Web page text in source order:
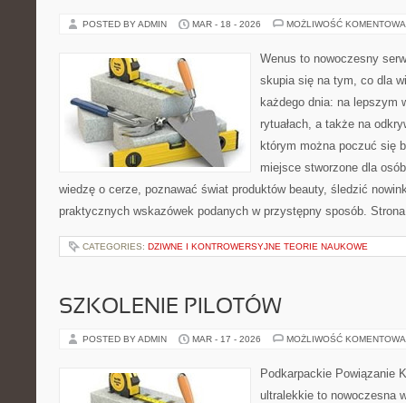
POSTED BY ADMIN MAR - 18 - 2026 MOŻLIWOŚĆ
Wenus to nowoczesny
skupia się na tym, co dla
każdego dnia: na lepszym
rytuałach, a także na
którym można poczuć się
miejsce stworzone dla
wiedzę o cerze, poznawać świat produktów beauty, śledzić
praktycznych wskazówek podanych w przystępny sposób.
CATEGORIES: DZIWNE I KONTROWERSYJNE TEORIE NAUKOWE
SZKOLENIE PILOTÓW
POSTED BY ADMIN MAR - 17 - 2026 MOŻLIWOŚĆ
Podkarpackie Powiązanie
ultralekkie to nowoczesna